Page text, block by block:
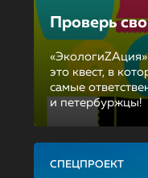
Проверь
это квест, в
самые
и петербуржцы!
СПЕЦПРОЕКТ